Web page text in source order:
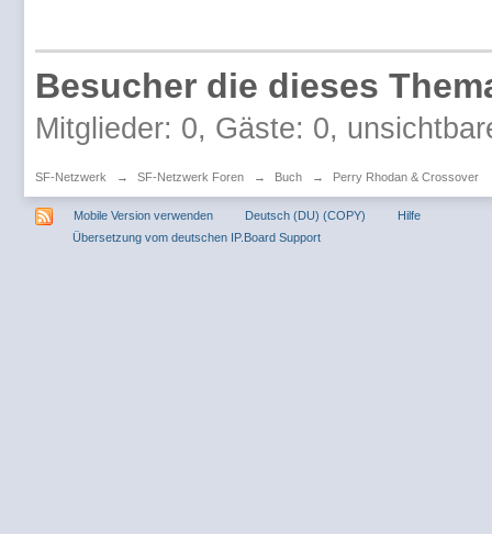
Besucher die dieses
Mitglieder: 0, Gäste: 0,
SF-Netzwerk → SF-Netzwerk Foren → Buch → Perry Rhodan & Crossover
Mobile Version verwenden Deutsch (DU) (COPY)
Hilfe
Übersetzung vom deutschen IP.Board Support